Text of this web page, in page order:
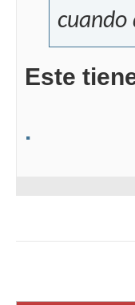
cuando
Este
.